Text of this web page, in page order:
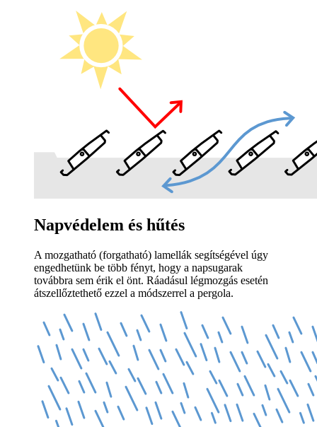
Napvédelem és hűtés
A mozgatható (forgatható) lamellák segítségével úgy
engedhetünk be több fényt, hogy a napsugarak
továbbra sem érik el önt. Ráadásul légmozgás esetén
átszellőztethető ezzel a módszerrel a pergola.